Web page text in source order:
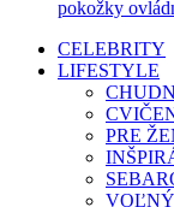
pokožky
CELEBRITY
LIFESTYLE
PRE